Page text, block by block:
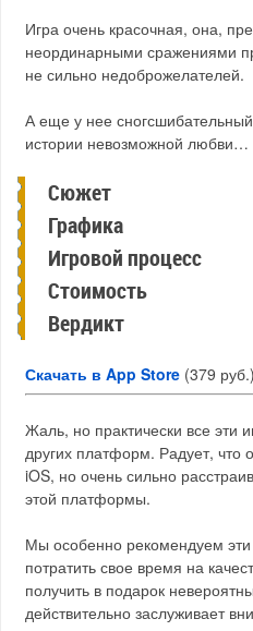
Игра очень красочная, она,
неординарными сражениями
не сильно недоброжелателей.
А еще у нее
истории невозможной любви…
Сюжет
Графика
Игровой процесс
Стоимость
Вердикт
Скачать в App Store (379 руб.)
Жаль, но практически все эти
других платформ. Радует, что
iOS, но очень сильно
этой платформы.
Мы особенно рекомендуем
потратить свое время на
получить в подарок
действительно заслуживает